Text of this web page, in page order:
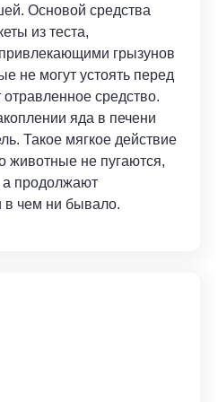
Основой средства
из теста,
грызунов
не могут устоять перед
средство.
яда в печени
Такое мягкое действие
животные не пугаются,
а продолжают
в чем ни бывало.